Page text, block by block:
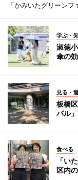
「かみいたグリーンフ
学ぶ・
淑徳
傘の
見る・
板橋
バル
食べる
「い
区内